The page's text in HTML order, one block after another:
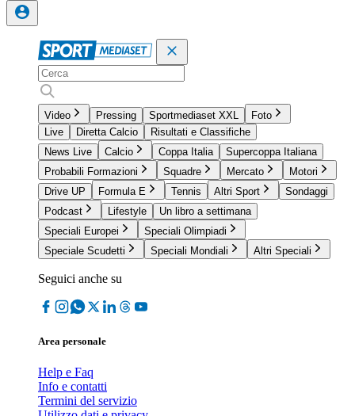
Video Pressing Sportmediaset XXL
Foto
Live
Diretta Calcio
Risultati e Classifiche
News Live
Calcio Coppa Italia
Supercoppa Italiana
Probabili Formazioni
Squadre Mercato
Motori
Drive UP
Formula E Tennis Altri Sport
Sondaggi
Podcast
Lifestyle
Un libro a settimana
Speciali Europei
Speciali Olimpiadi
Speciale Scudetti
Speciali Mondiali Altri Speciali
Seguici anche su
Area personale
Help e Faq
Info e contatti
Termini del servizio